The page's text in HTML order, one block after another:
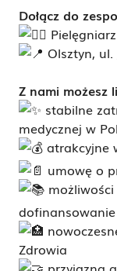
Dołącz do
Olsztyn,
Z nami możesz
stabilne
medycznej w
atrakcyjne
umowę o
Zdrowia